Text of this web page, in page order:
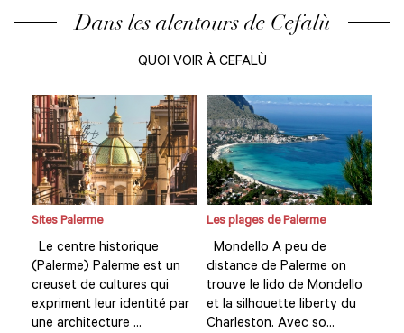
Dans les alentours de Cefalù
QUOI VOIR À CEFALÙ
Sites Palerme
Le centre historique
(Palerme) Palerme est un
creuset de cultures qui
expriment leur identité par
une architecture ...
Les plages de Palerme
Mondello A peu de
distance de Palerme on
trouve le lido de Mondello
et la silhouette liberty du
Charleston. Avec so...